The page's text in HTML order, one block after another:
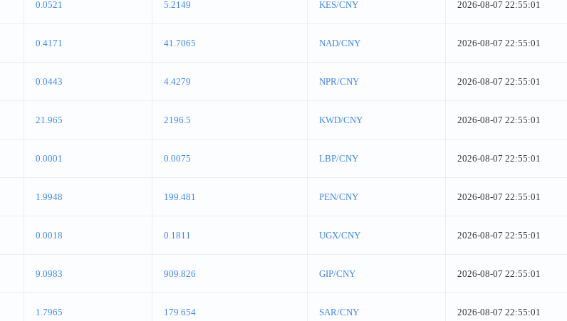
0.0521 5.2149 KES/CNY 2026-08-07 22:55:01
0.4171 41.7065 NAD/CNY 2026-08-07 22:55:01
0.0443 4.4279 NPR/CNY 2026-08-07 22:55:01
21.965 2196.5 KWD/CNY 2026-08-07 22:55:01
0.0001 0.0075 LBP/CNY 2026-08-07 22:55:01
1.9948 199.481 PEN/CNY 2026-08-07 22:55:01
0.0018 0.1811 UGX/CNY 2026-08-07 22:55:01
9.0983 909.826 GIP/CNY 2026-08-07 22:55:01
1.7965 179.654 SAR/CNY 2026-08-07 22:55:01